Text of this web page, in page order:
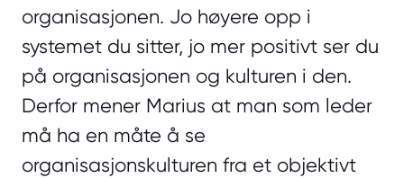
organisasjonen. Jo høyere opp i
systemet du sitter, jo mer positivt ser du
på organisasjonen og kulturen i den.
Derfor mener Marius at man som leder
må ha en måte å se
organisasjonskulturen fra et objektivt